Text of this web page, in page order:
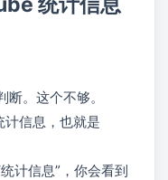
断。这个不够。
信息，也就是
计信息”，你会看到